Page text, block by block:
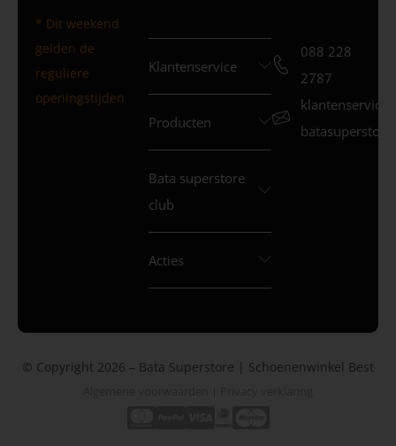
* Dit weekend
gelden de
reguliere
openingstijden
Klantenservice
Producten
Bata superstore
club
Acties
088 228
2787
© Copyright 2026 – Bata Superstore | Schoenenwinkel Best